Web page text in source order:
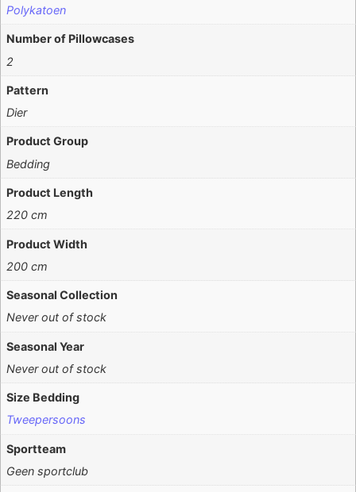
Polykatoen
Number of Pillowcases
2
Pattern
Dier
Product Group
Bedding
Product Length
220 cm
Product Width
200 cm
Seasonal Collection
Never out of stock
Seasonal Year
Never out of stock
Size Bedding
Tweepersoons
Sportteam
Geen sportclub